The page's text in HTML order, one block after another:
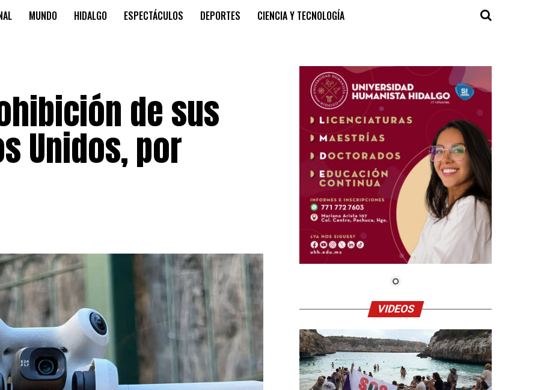
MUNDO HIDALGO ESPECTÁCULOS DEPORTES CIENCIA Y TECNOLOGÍA
de sus
Unidos, por
VIDEOS